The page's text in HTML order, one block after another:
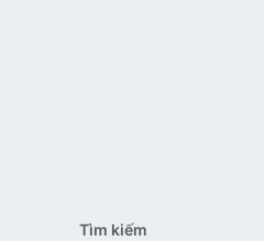
Tìm kiếm